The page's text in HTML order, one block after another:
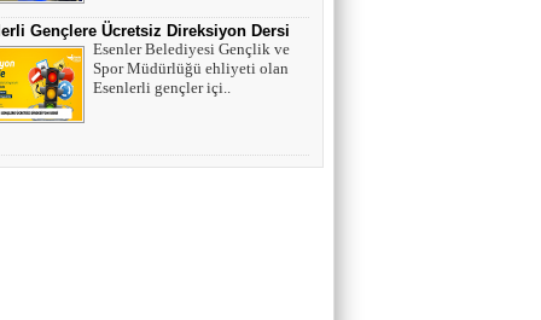
HAMZA BALCI
"DİRİ DİRİ TOPRAĞA GÖMÜLEN
KIZA,HANGİ GÜNAHTAN ÖTÜRÜ
ÖLDÜRÜLDÜĞÜ SORULDUĞU
Gençlere Ücretsiz Direksiyon Dersi
Esenler Belediyesi Gençlik ve
Spor Müdürlüğü ehliyeti olan
Esenlerli gençler içi..